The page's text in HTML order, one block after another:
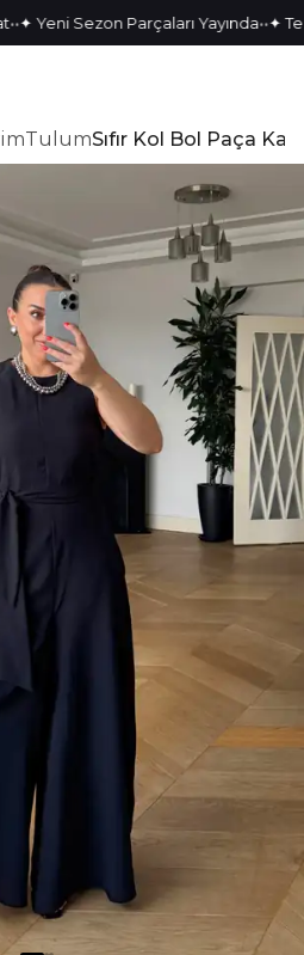
•✦ Yeni Sezon Parçaları Yayında••✦ Tek
TulumSıfır Kol Bol Paça